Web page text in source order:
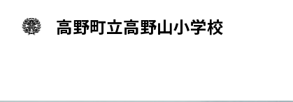
高野町立高野山小学校